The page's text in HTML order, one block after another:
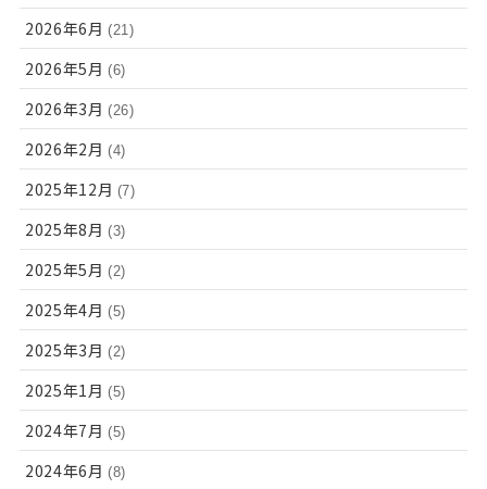
2026年6月 (21)
2026年5月 (6)
2026年3月 (26)
2026年2月 (4)
2025年12月 (7)
2025年8月 (3)
2025年5月 (2)
2025年4月 (5)
2025年3月 (2)
2025年1月 (5)
2024年7月 (5)
2024年6月 (8)